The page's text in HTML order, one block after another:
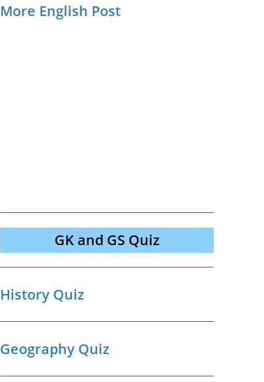
More English Post
GK and GS Quiz
History Quiz
Geography Quiz